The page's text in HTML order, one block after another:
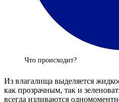
Что происходит?
Из влагалища выделяется
как прозрачным, так и
всегда изливаются